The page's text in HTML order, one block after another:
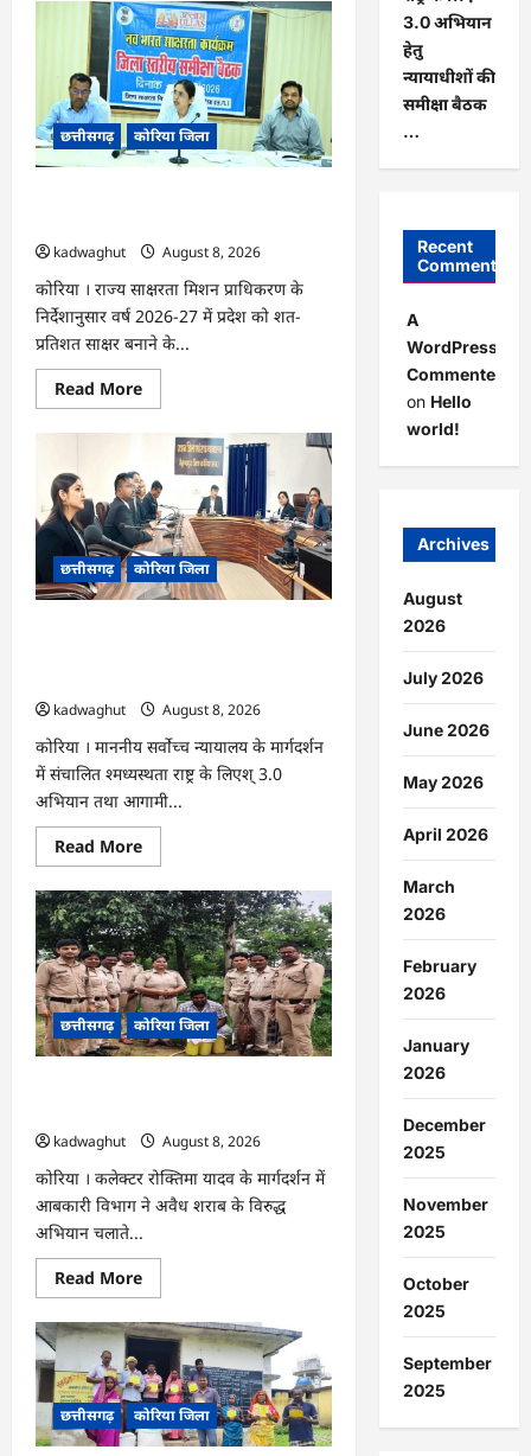
CG
:
कलेक्टर
के
मार्गदर्शन
में
छह
गांवों
तक
पहुंची
हस्तशिल्प
छत्तीसगढ़ कोरिया जिला
kadwaghut
August 8, 2026
कोरिया । राज्य साक्षरता मिशन प्राधिकरण के
निर्देशानुसार वर्ष 2026-27 में प्रदेश को शत-
प्रतिशत साक्षर बनाने के...
Read MoreRead
more
CG
अगस्त
को
जिलेभर
में
आयोजित
होगा
‘उल्लास
महा-
छत्तीसगढ़ कोरिया जिला
kadwaghut
August 8, 2026
कोरिया । माननीय सर्वाेच्च न्यायालय के मार्गदर्शन
में संचालित श्मध्यस्थता राष्ट्र के लिएश् 3.0
अभियान तथा आगामी...
Read MoreRead
more
CG
:
नेशनल
लोक
अदालत
एवं
‘मध्यस्थता
राष्ट्र
के
लिए‘
3.0
समीक्षा
…
छत्तीसगढ़ कोरिया जिला
kadwaghut
August 8, 2026
कोरिया । कलेक्टर रोक्तिमा यादव के मार्गदर्शन में
आबकारी विभाग ने अवैध शराब के विरुद्ध
अभियान चलाते...
Read MoreRead
more
CG
:
अवैध
शराब
पर
आबकारी
का
शिकंजा,
छत्तीसगढ़ कोरिया जिला
3.0 अभियान
हेतु
न्यायाधीशों की
समीक्षा बैठक
…
Recent
Comments
A
WordPress
Commenter
on Hello
world!
Archives
August
2026
July 2026
June 2026
May 2026
April 2026
March
2026
February
2026
January
2026
December
2025
November
2025
October
2025
September
2025